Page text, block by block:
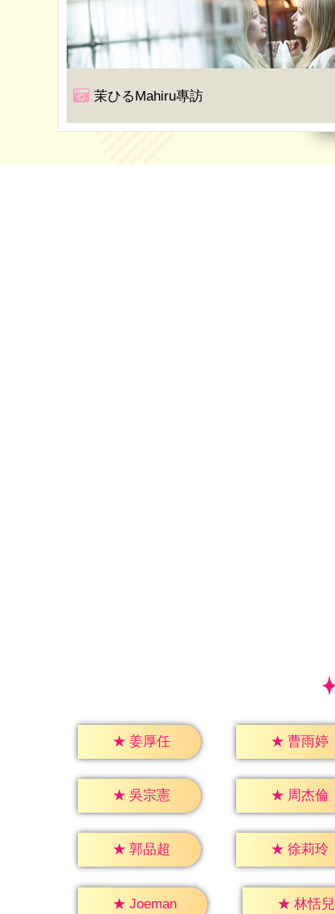
茉ひるMahiru專訪
★ 姜厚任 ★ 曹雨婷
★ 吳宗憲 ★ 周杰倫
★ 郭品超 ★ 徐莉玲
★ Joeman ★ 林恬兒